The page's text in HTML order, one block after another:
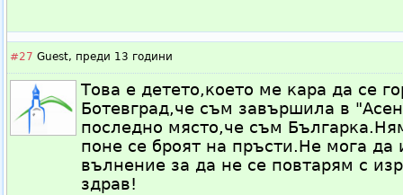
#27 Guest, преди 13 години
Това е детето,което ме кара да се
Ботевград,че съм завършила в
последно място,че съм
поне се броят на пръсти.Не мога да
вълнение за да не се повтарям с
здрав!